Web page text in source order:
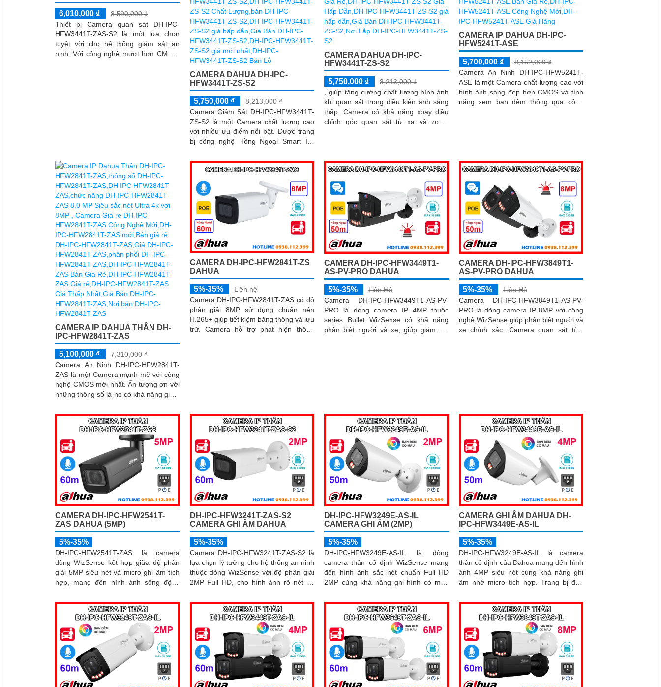
6,010,000 ₫
8,590,000 ₫
Thiết bị Camera quan sát DH-IPC-
HFW3441T-ZAS-S2 là một lựa chọn
tuyệt vời cho hệ thống giám sát an
ninh. Với công nghệ mượt hơn CMOS,
CAMERA DAHUA DH-IPC-
HFW3441T-ZS-S2
5,750,000 ₫
8,213,000 ₫
Camera Giám Sát DH-IPC-HFW3441T-
ZS-S2 là một Camera chất lượng cao
với nhiều ưu điểm nổi bật. Được trang
bị công nghệ Hồng Ngoại Smart IR,
ảnh sáng đẹp và rõ nét, ngay cả khi
quan sát ban đêm
CAMERA DAHUA DH-IPC-
HFW3441T-ZS-S2
5,750,000 ₫
8,213,000 ₫
, giúp tăng cường chất lượng hình ảnh
khi quan sát trong điều kiện ánh sáng
thấp. Camera có khả năng xoay điều
chỉnh góc quan sát từ xa và zoom
CAMERA IP DAHUA DH-IPC-
HFW5241T-ASE
5,700,000 ₫
8,152,000 ₫
Camera An Ninh DH-IPC-HFW5241T-
ASE là một Camera chất lượng cao với
hình ảnh sáng đẹp hơn CMOS và tính
năng xem ban đêm thông qua công
CAMERA IP DAHUA THÂN DH-
IPC-HFW2841T-ZAS
5,100,000 ₫
7,310,000 ₫
Camera An Ninh DH-IPC-HFW2841T-
ZAS là một Camera mạnh mẽ với công
nghệ CMOS mới nhất. Ấn tượng ơn với
những thông số là nó có khả năng giám
ngoại có tầm xa lên đến 60m
CAMERA DH-IPC-HFW2841T-ZS
DAHUA
5%-35%
Liên hệ
Camera DH-IPC-HFW2841T-ZAS có độ
phân giải 8MP sử dụng chuẩn nén
H.265+ giúp tiết kiệm băng thông và lưu
trữ. Camera hỗ trợ phát hiện thông
CAMERA DH-IPC-HFW3449T1-
AS-PV-PRO DAHUA
5%-35%
Liên Hệ
Camera DH-IPC-HFW3449T1-AS-PV-
PRO là dòng camera IP 4MP thuộc
series Bullet WizSense có khả năng
phân biệt người và xe, giúp giám sát
CAMERA DH-IPC-HFW3849T1-
AS-PV-PRO DAHUA
5%-35%
Liên Hệ
Camera DH-IPC-HFW3849T1-AS-PV-
PRO là dòng camera IP 8MP với công
nghệ WizSense giúp phân biệt người và
xe chính xác. Camera quan sát tích
CAMERA DH-IPC-HFW2541T-
ZAS DAHUA (5MP)
5%-35%
DH-IPC-HFW2541T-ZAS là camera
dòng WizSense kết hợp giữa độ phân
giải 5MP siêu nét và micro ghi âm tích
hợp, mang đến hình ảnh sống động
AI giúp nhận diện chính xác người và
phương tiện, giảm thiểu cảnh báo sai,
tối ưu hiệu quả an ninh
DH-IPC-HFW3241T-ZAS-S2
CAMERA GHI ÂM DAHUA
5%-35%
Camera DH-IPC-HFW3241T-ZAS-S2 là
lựa chọn lý tưởng cho hệ thống an ninh
thuộc dòng WizSense với độ phân giải
2MP Full HD, cho hình ảnh rõ nét cả
hồng ngoại ban đêm lên đến 60m và
công nghệ AI thông minh giúp phân biệt
người và xe chính xác, nâng cao hiệu
quả giám sát
DH-IPC-HFW3249E-AS-IL
CAMERA GHI ÂM (2MP)
5%-35%
DH-IPC-HFW3249E-AS-IL là dòng
camera thân cố định WizSense mang
đến hình ảnh sắc nét chuẩn Full HD
2MP cùng khả năng ghi hình có màu
Với tầm nhìn hồng ngoại xa tới 50m,
mic ghi âm tích hợp và khả năng phân
biệt chính xác giữa người và xe giúp
giám sát hiệu quả và giảm thiểu cảnh
báo giả, hỗ trợ khe thẻ nhớ lên đến
512GB, chuẩn chống nước IP67 giá rẻ
CAMERA GHI ÂM DAHUA DH-
IPC-HFW3449E-AS-IL
5%-35%
DH-IPC-HFW3249E-AS-IL là camera
thân cố định của Dahua mang đến hình
ảnh 4MP siêu nét cùng khả năng ghi
âm nhờ micro tích hợp. Trang bị đèn
hồng ngoại tầm xa 50m và công nghệ
AI phân biệt chính xác người và xe,
camera giúp giảm thiểu cảnh báo giả
hiệu quả